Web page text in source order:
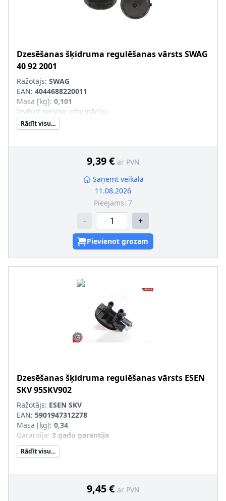
Dzesēšanas šķidruma regulēšanas vārstsSWAG
40 92 2001
Ražotājs: SWAG
EAN: 4044688220011
Masa [kg]: 0,101
Ievērot servisa informāciju:
Rādīt visu...
9,39 € ar PVN
Saņemt veikalā
11.08.2026
Pieejams: 7
- +
Pievienot grozam
Dzesēšanas šķidruma regulēšanas vārsts ESEN
SKV95SKV902
Ražotājs: ESEN SKV
EAN: 5901947312278
Masa [kg]: 0,34
Garantija: 3 gadu garantija
Jaunā det. obl. jāsal. ar veco det.(īpaši OE/oriģ. det. Nr.)
Rādīt visu...
9,45 € ar PVN